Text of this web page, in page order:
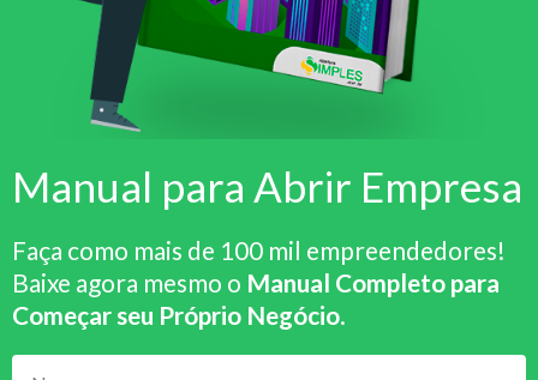
Manual para Abrir Empresa
Faça como mais de 100 mil empreendedores!
Baixe agora mesmo o Manual Completo para
Começar seu Próprio Negócio.